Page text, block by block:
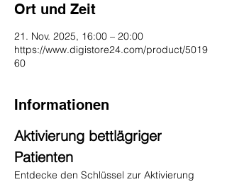
Ort und Zeit
21. Nov. 2025, 16:00 – 20:00
https://www.digistore24.com/product/5019
60
Informationen
Aktivierung bettlägriger
Patienten
Entdecke den Schlüssel zur Aktivierung